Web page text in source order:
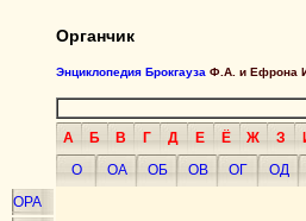
Органчик
Энциклопедия Брокгауза Ф.А. и Ефрона
А Б В Г Д Е Ё Ж З
О
ОА ОБ ОВ ОГ ОД
ОРА